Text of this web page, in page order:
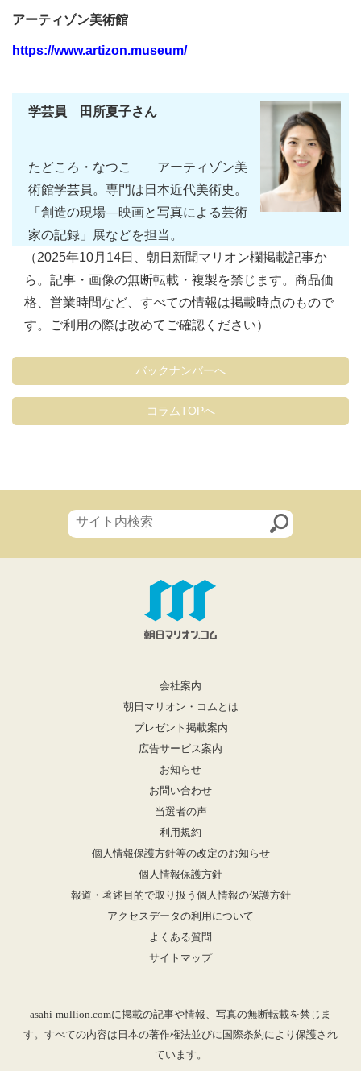
アーティゾン美術館
https://www.artizon.museum/
学芸員 田所夏子さん
たどころ・なつこ アーティゾン美
術館学芸員。専門は日本近代美術史。
「創造の現場―映画と写真による芸術
家の記録」展などを担当。
（2025年10月14日、朝日新聞マリオン欄掲載記事か
ら。記事・画像の無断転載・複製を禁じます。商品価
格、営業時間など、すべての情報は掲載時点のもので
す。ご利用の際は改めてご確認ください）
バックナンバーへ
コラムTOPへ
会社案内
朝日マリオン・コムとは
プレゼント掲載案内
広告サービス案内
お知らせ
お問い合わせ
当選者の声
利用規約
個人情報保護方針等の改定のお知らせ
個人情報保護方針
報道・著述目的で取り扱う個人情報の保護方針
アクセスデータの利用について
よくある質問
サイトマップ
asahi-mullion.comに掲載の記事や情報、写真の無断転載を禁じま
す。すべての内容は日本の著作権法並びに国際条約により保護され
ています。